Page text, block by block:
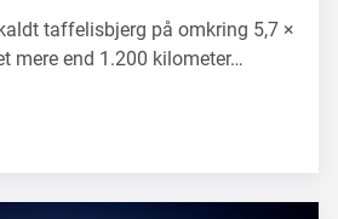
taffelisbjerg på omkring 5,7 ×
mere end 1.200 kilometer…